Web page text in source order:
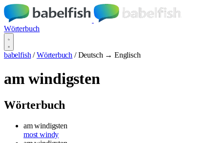
Wörterbuch
babelfish / Wörterbuch / Deutsch → Englisch
am windigsten
Wörterbuch
am windigsten
most windy